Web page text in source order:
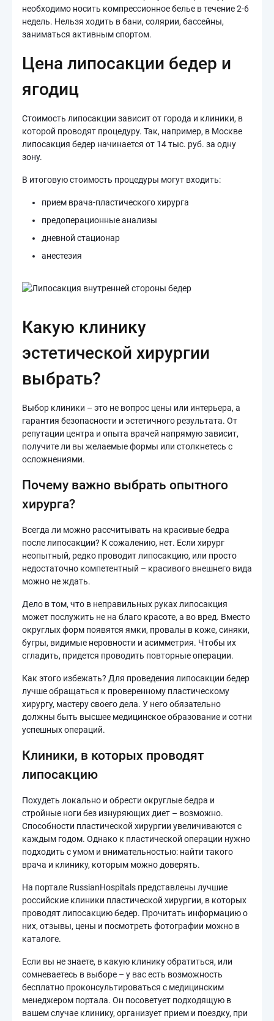
необходимо носить компрессионное белье в течение 2-6
недель. Нельзя ходить в бани, солярии, бассейны,
заниматься активным спортом.
Цена липосакции бедер и
ягодиц
Стоимость липосакции зависит от города и клиники, в
которой проводят процедуру. Так, например, в Москве
липосакция бедер начинается от 14 тыс. руб. за одну
зону.
В итоговую стоимость процедуры могут входить:
прием врача-пластического хирурга
предоперационные анализы
дневной стационар
анестезия
Какую клинику
эстетической хирургии
выбрать?
Выбор клиники – это не вопрос цены или интерьера, а
гарантия безопасности и эстетичного результата. От
репутации центра и опыта врачей напрямую зависит,
получите ли вы желаемые формы или столкнетесь с
осложнениями.
Почему важно выбрать опытного
хирурга?
Всегда ли можно рассчитывать на красивые бедра
после липосакции? К сожалению, нет. Если хирург
неопытный, редко проводит липосакцию, или просто
недостаточно компетентный – красивого внешнего вида
можно не ждать.
Дело в том, что в неправильных руках липосакция
может послужить не на благо красоте, а во вред. Вместо
округлых форм появятся ямки, провалы в коже, синяки,
бугры, видимые неровности и асимметрия. Чтобы их
сгладить, придется проводить повторные операции.
Как этого избежать? Для проведения липосакции бедер
лучше обращаться к проверенному пластическому
хирургу, мастеру своего дела. У него обязательно
должны быть высшее медицинское образование и сотни
успешных операций.
Клиники, в которых проводят
липосакцию
Похудеть локально и обрести округлые бедра и
стройные ноги без изнуряющих диет – возможно.
Способности пластической хирургии увеличиваются с
каждым годом. Однако к пластической операции нужно
подходить с умом и внимательностью: найти такого
врача и клинику, которым можно доверять.
На портале RussianHospitals представлены лучшие
российские клиники пластической хирургии, в которых
проводят липосакцию бедер. Прочитать информацию о
них, отзывы, цены и посмотреть фотографии можно в
каталоге.
Если вы не знаете, в какую клинику обратиться, или
сомневаетесь в выборе – у вас есть возможность
бесплатно проконсультироваться с медицинским
менеджером портала. Он посоветует подходящую в
вашем случае клинику, организует прием и поездку, при